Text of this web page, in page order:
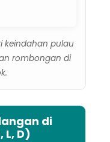
keindahan pulau
rombongan di
di
L, D)